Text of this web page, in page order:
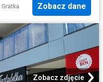
Gratka Zobacz dane
Zobacz zdjęcie